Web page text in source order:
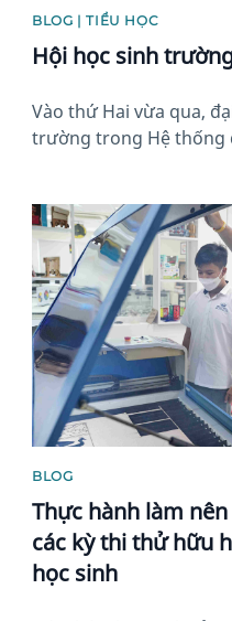
BLOG | TIỂU HỌC
Hội học sinh
Vào thứ Hai vừa qua,
trường trong Hệ thống
News image
BLOG
Thực hành làm
các kỳ thi thử hữu
học sinh